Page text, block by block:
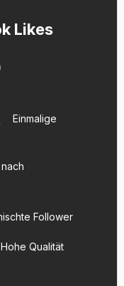
Likes
Einmalige
Follower
Hohe Qualität